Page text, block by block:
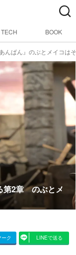
TECH BOOK
あんぱん』のぶとメイコは
第2章 のぶとメ
ーク LINEで送る